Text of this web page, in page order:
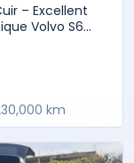
– Excellent
Volvo S6...
km